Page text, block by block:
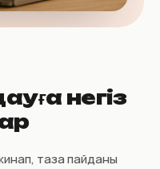
негіз
таза пайданы